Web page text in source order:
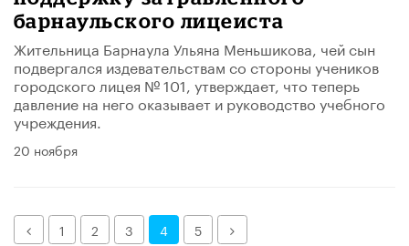
барнаульского лицеиста
Жительница Барнаула Ульяна Меньшикова, чей сын
подвергался издевательствам со стороны учеников
городского лицея № 101, утверждает, что теперь
давление на него оказывает и руководство учебного
учреждения.
20 ноября
Назад1 2 3 4 5 Далее